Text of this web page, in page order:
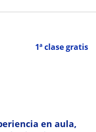
1ª clase gratis
en aula,